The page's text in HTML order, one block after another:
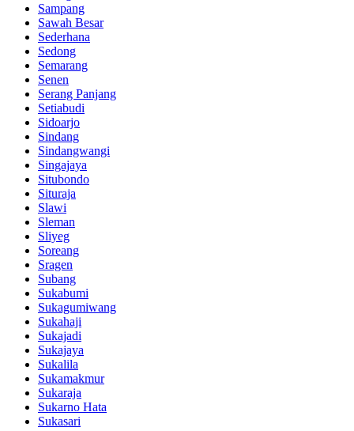
Sampang
Sawah Besar
Sederhana
Sedong
Semarang
Senen
Serang Panjang
Setiabudi
Sidoarjo
Sindang
Sindangwangi
Singajaya
Situbondo
Situraja
Slawi
Sleman
Sliyeg
Soreang
Sragen
Subang
Sukabumi
Sukagumiwang
Sukahaji
Sukajadi
Sukajaya
Sukalila
Sukamakmur
Sukaraja
Sukarno Hata
Sukasari